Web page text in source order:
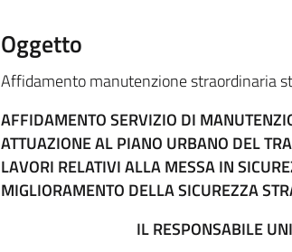
Oggetto
Affidamento manutenzione straordinaria
AFFIDAMENTO SERVIZIO DI
ATTUAZIONE AL PIANO URBANO DEL
LAVORI RELATIVI ALLA MESSA IN
MIGLIORAMENTO DELLA SICUREZZA
IL RESPONSABILE